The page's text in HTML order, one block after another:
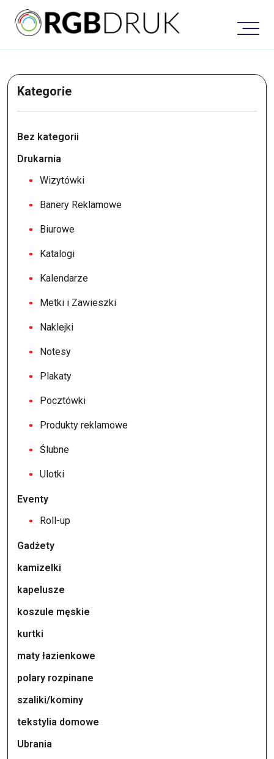
content
Kategorie
Bez kategorii
Drukarnia
Wizytówki
Banery Reklamowe
Biurowe
Katalogi
Kalendarze
Metki i Zawieszki
Naklejki
Notesy
Plakaty
Pocztówki
Produkty reklamowe
Ślubne
Ulotki
Eventy
Roll-up
Gadżety
kamizelki
kapelusze
koszule męskie
kurtki
maty łazienkowe
polary rozpinane
szaliki/kominy
tekstylia domowe
Ubrania